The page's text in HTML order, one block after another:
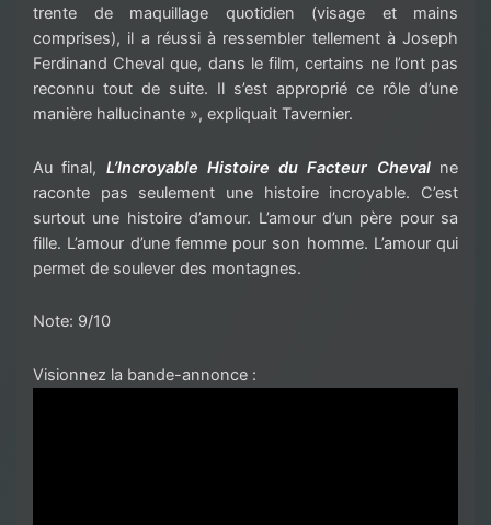
trente de maquillage quotidien (visage et mains
comprises), il a réussi à ressembler tellement à Joseph
Ferdinand Cheval que, dans le film, certains ne l’ont pas
reconnu tout de suite. Il s’est approprié ce rôle d’une
manière hallucinante », expliquait Tavernier.
Au final, L’Incroyable Histoire du Facteur Chevalne
raconte pas seulement une histoire incroyable. C’est
surtout une histoire d’amour. L’amour d’un père pour sa
fille. L’amour d’une femme pour son homme. L’amour qui
permet de soulever des montagnes.
Note: 9/10
Visionnez la bande-annonce :